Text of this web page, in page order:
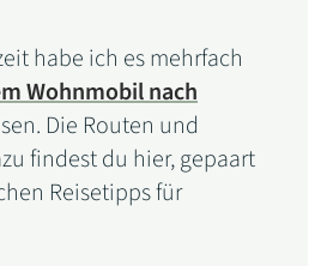
habe ich es mehrfach
Wohnmobil nach
Die Routen und
findest du hier, gepaart
Reisetipps für